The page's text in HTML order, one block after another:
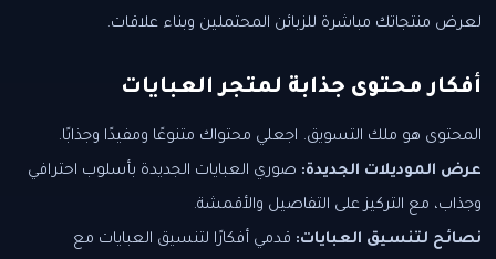
لعرض منتجاتك مباشرة للزبائن المحتملين وبناء علاقات.
أفكار محتوى جذابة لمتجر العبايات
المحتوى هو ملك التسويق. اجعلي محتواك متنوعًا ومفيدًا وجذابًا.
عرض الموديلات الجديدة: صوري العبايات الجديدة بأسلوب احترافي
وجذاب، مع التركيز على التفاصيل والأقمشة.
نصائح لتنسيق العبايات: قدمي أفكارًا لتنسيق العبايات مع